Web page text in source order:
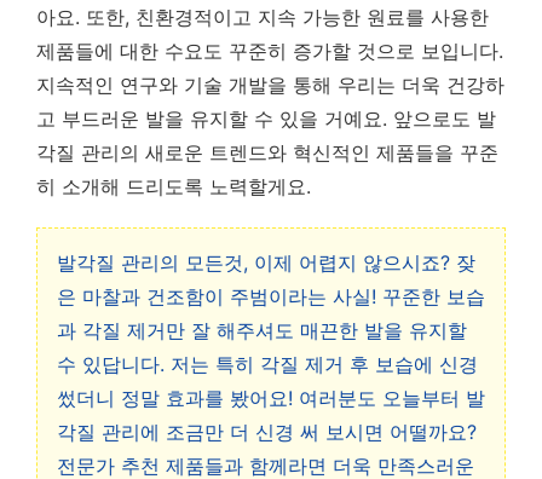
아요. 또한, 친환경적이고 지속 가능한 원료를 사용한
제품들에 대한 수요도 꾸준히 증가할 것으로 보입니다.
지속적인 연구와 기술 개발을 통해 우리는 더욱 건강하
고 부드러운 발을 유지할 수 있을 거예요. 앞으로도 발
각질 관리의 새로운 트렌드와 혁신적인 제품들을 꾸준
히 소개해 드리도록 노력할게요.
발각질 관리의 모든것, 이제 어렵지 않으시죠? 잦
은 마찰과 건조함이 주범이라는 사실! 꾸준한 보습
과 각질 제거만 잘 해주셔도 매끈한 발을 유지할
수 있답니다. 저는 특히 각질 제거 후 보습에 신경
썼더니 정말 효과를 봤어요! 여러분도 오늘부터 발
각질 관리에 조금만 더 신경 써 보시면 어떨까요?
전문가 추천 제품들과 함께라면 더욱 만족스러운